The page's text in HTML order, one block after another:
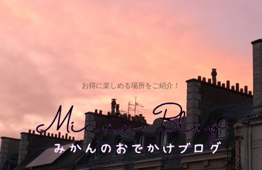
お得に楽しめる場所をご紹介！